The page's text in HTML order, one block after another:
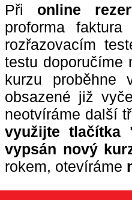
Při online
proforma
rozřazovacím
testu doporučíme
kurzu proběhne
obsazené již
neotvíráme další
využijte tlačítka
vypsán nový
rokem, otevíráme